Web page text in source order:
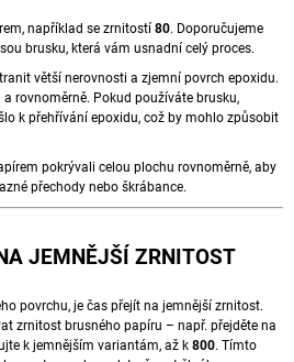
například se zrnitostí 80. Doporučujeme
brusku, která vám usnadní celý proces.
větší nerovnosti a zjemní povrch epoxidu.
rovnoměrně. Pokud používáte brusku,
k přehřívání epoxidu, což by mohlo způsobit
pokrývali celou plochu rovnoměrně, aby
přechody nebo škrábance.
JEMNĚJŠÍ ZRNITOST
povrchu, je čas přejít na jemnější zrnitost.
zrnitost brusného papíru – např. přejděte na
k jemnějším variantám, až k 800. Tímto